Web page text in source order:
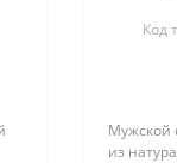
Код
Мужской
из